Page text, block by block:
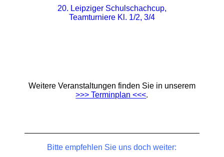
20. Leipziger Schulschachcup,
Teamturniere Kl. 1/2, 3/4
Weitere Veranstaltungen finden Sie in unserem
>>> Terminplan <<<.
Bitte empfehlen Sie uns doch weiter: